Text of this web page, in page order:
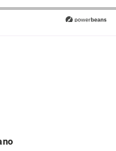
transcurrido: 0